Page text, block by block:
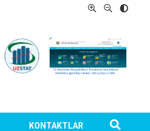
KONTAKTLAR